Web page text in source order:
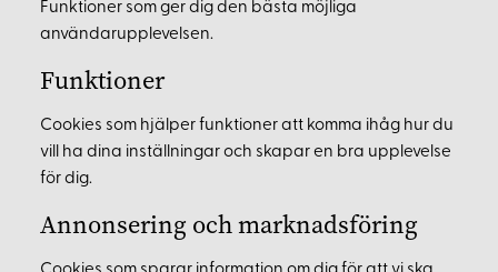
Funktioner som ger dig den bästa möjliga
användarupplevelsen.
Funktioner
Cookies som hjälper funktioner att komma ihåg hur du
vill ha dina inställningar och skapar en bra upplevelse
för dig.
Annonsering och marknadsföring